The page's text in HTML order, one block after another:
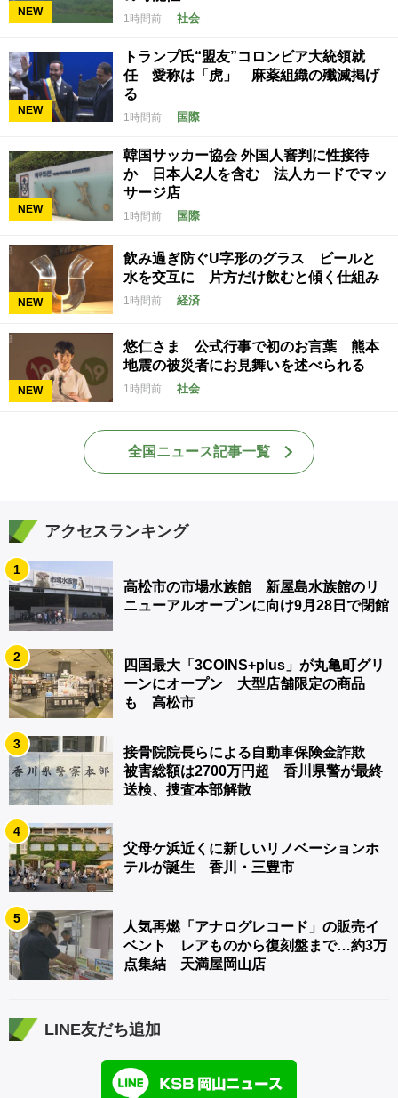
NEW
1時間前 社会
NEW
トランプ氏“盟友”コロンビア大統領就
任 愛称は「虎」 麻薬組織の殲滅掲げ
る
1時間前 国際
NEW
韓国サッカー協会 外国人審判に性接待
か 日本人2人を含む 法人カードでマッ
サージ店
1時間前 国際
NEW
飲み過ぎ防ぐU字形のグラス ビールと
水を交互に 片方だけ飲むと傾く仕組み
1時間前 経済
NEW
悠仁さま 公式行事で初のお言葉 熊本
地震の被災者にお見舞いを述べられる
1時間前 社会
全国ニュース記事一覧
アクセスランキング
1
高松市の市場水族館 新屋島水族館のリ
ニューアルオープンに向け9月28日で閉館
2
四国最大「3COINS+plus」が丸亀町グリ
ーンにオープン 大型店舗限定の商品
も 高松市
3
接骨院院長らによる自動車保険金詐欺
被害総額は2700万円超 香川県警が最終
送検、捜査本部解散
4
父母ケ浜近くに新しいリノベーションホ
テルが誕生 香川・三豊市
5
人気再燃「アナログレコード」の販売イ
ベント レアものから復刻盤まで…約3万
点集結 天満屋岡山店
LINE友だち追加